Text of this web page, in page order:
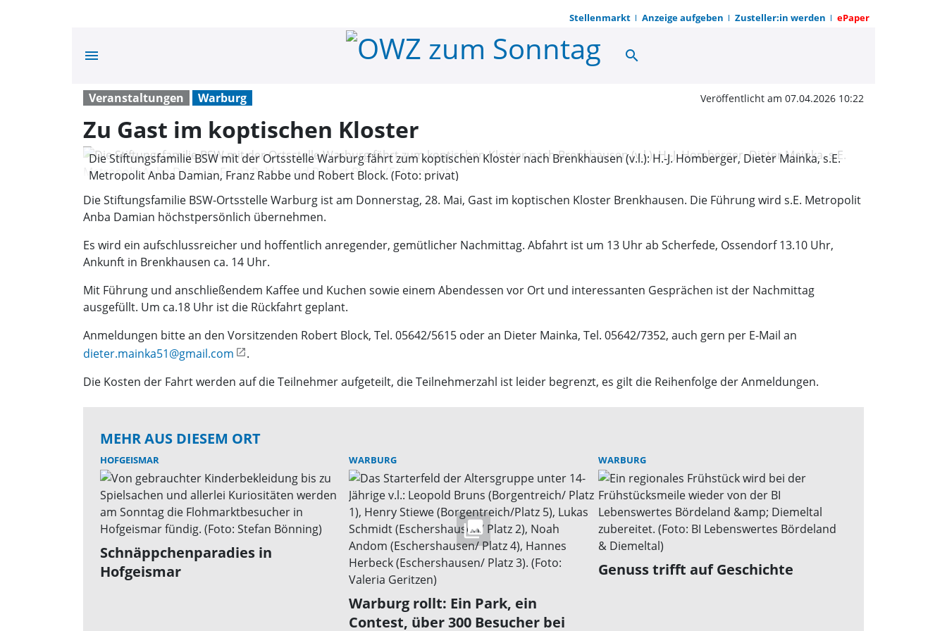
Stellenmarkt Anzeige aufgeben Zusteller:in werden ePaper
menu Zu Gast im koptischen Kloster |
search
Veranstaltungen Warburg Veröffentlicht am 07.04.2026 10:22
Zu Gast im koptischen Kloster
Die Stiftungsfamilie BSW mit der Ortsstelle Warburg fährt zum koptischen Kloster nach Brenkhausen (v.l.): H.-J. Homberger, Dieter Mainka, s.E.
Metropolit Anba Damian, Franz Rabbe und Robert Block. (Foto: privat)
Die Stiftungsfamilie BSW-Ortsstelle Warburg ist am Donnerstag, 28. Mai, Gast im koptischen Kloster Brenkhausen. Die Führung wird s.E. Metropolit
Anba Damian höchstpersönlich übernehmen.
Es wird ein aufschlussreicher und hoffentlich anregender, gemütlicher Nachmittag. Abfahrt ist um 13 Uhr ab Scherfede, Ossendorf 13.10 Uhr,
Ankunft in Brenkhausen ca. 14 Uhr.
Mit Führung und anschließendem Kaffee und Kuchen sowie einem Abendessen vor Ort und interessanten Gesprächen ist der Nachmittag
ausgefüllt. Um ca.18 Uhr ist die Rückfahrt geplant.
Anmeldungen bitte an den Vorsitzenden Robert Block, Tel. 05642/5615 oder an Dieter Mainka, Tel. 05642/7352, auch gern per E-Mail an
dieter.mainka51@gmail.com
.
Die Kosten der Fahrt werden auf die Teilnehmer aufgeteilt, die Teilnehmerzahl ist leider begrenzt, es gilt die Reihenfolge der Anmeldungen.
MEHR AUS DIESEM ORT
HOFGEISMAR
Schnäppchenparadies in
Hofgeismar
WARBURG
Warburg rollt: Ein Park, ein
Contest, über 300 Besucher bei
WARBURG
Genuss trifft auf Geschichte